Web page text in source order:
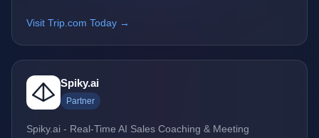
Visit Trip.com Today →
Spiky.ai
Partner
Spiky.ai - Real-Time AI Sales Coaching & Meeting